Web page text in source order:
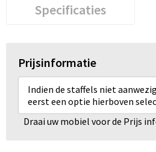
Specificaties
Prijsinformatie
Indien de staffels niet
eerst een optie hierboven
Draai uw mobiel voor de Prijs